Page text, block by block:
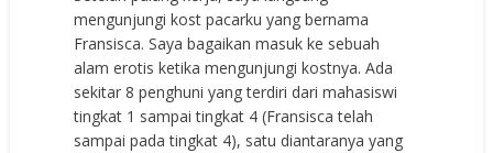
mengunjungi kost pacarku yang bernama
Fransisca. Saya bagaikan masuk ke sebuah
alam erotis ketika mengunjungi kostnya. Ada
sekitar 8 penghuni yang terdiri dari mahasiswi
tingkat 1 sampai tingkat 4 (Fransisca telah
sampai pada tingkat 4), satu diantaranya yang